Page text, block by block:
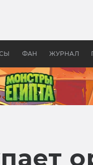
ФАН ЖУРНАЛ
бы